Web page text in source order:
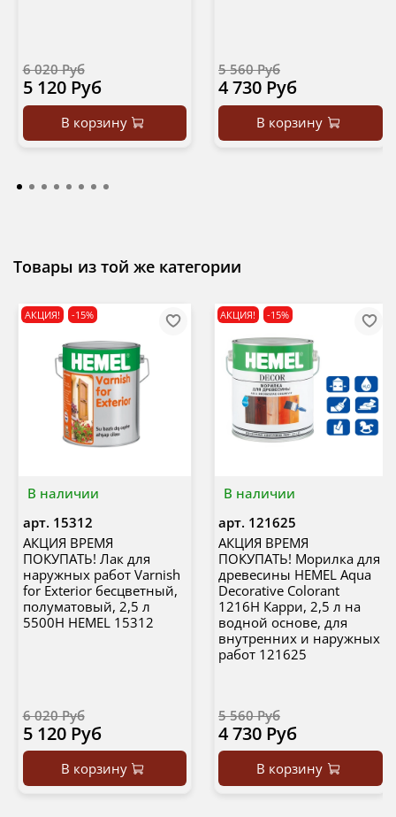
6 020 Руб
5 120 Руб
В корзину
5 560 Руб
4 730 Руб
В корзину
Товары из той же категории
В наличии
АКЦИЯ! -15%
арт. 15312
АКЦИЯ ВРЕМЯ
ПОКУПАТЬ! Лак для
наружных работ Varnish
for Exterior бесцветный,
полуматовый, 2,5 л
5500H HEMEL 15312
6 020 Руб
5 120 Руб
В корзину
В наличии
АКЦИЯ! -15%
арт. 121625
АКЦИЯ ВРЕМЯ
ПОКУПАТЬ! Морилка для
древесины HEMEL Aqua
Decorative Colorant
1216H Карри, 2,5 л на
водной основе, для
внутренних и наружных
работ 121625
5 560 Руб
4 730 Руб
В корзину